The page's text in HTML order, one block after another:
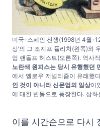
미국-스페인 전쟁(1998년 4월-
상’의 그 조지프 퓰리처(왼쪽)와
엄 랜돌프 허스트(오른쪽). 역사
노란색 원피스는 당시 유행했던
에서 옐로우 저널리즘이 유래했
인 것이 아니라 신문업의 일상이
에 대한 반동으로 등장한다. 삽
이를 시간순으로 다시